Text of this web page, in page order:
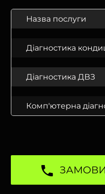
Назва послуги
Діагностика
Діагностика ДВЗ
Комп'ютерна